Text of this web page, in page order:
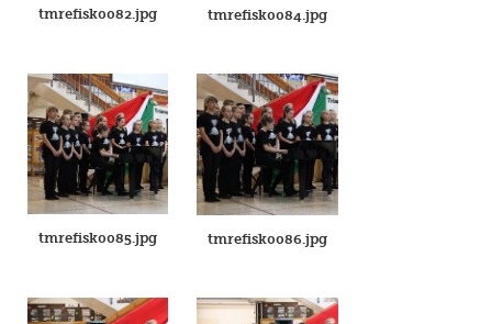
tmrefisk0082.jpg tmrefisk0084.jpg
tmrefisk0085.jpg tmrefisk0086.jpg